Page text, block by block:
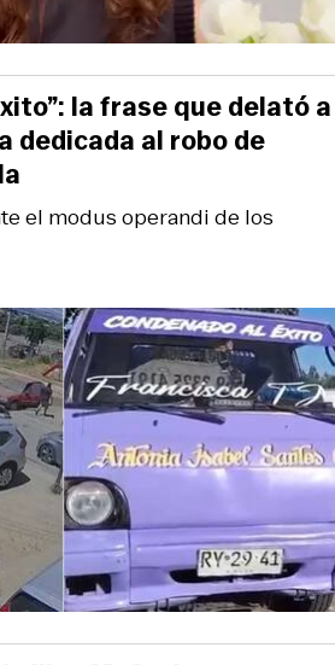
el modus operandi de los
la frase que delató a
dedicada al robo de